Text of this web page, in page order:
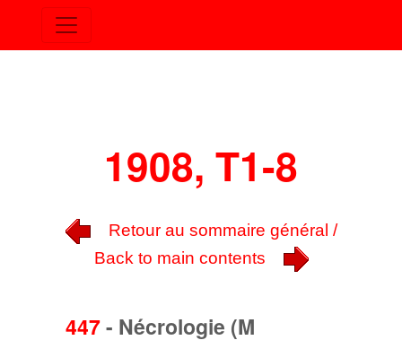
1908, T1-8
Retour au sommaire général /
Back to main contents
447- Nécrologie (M